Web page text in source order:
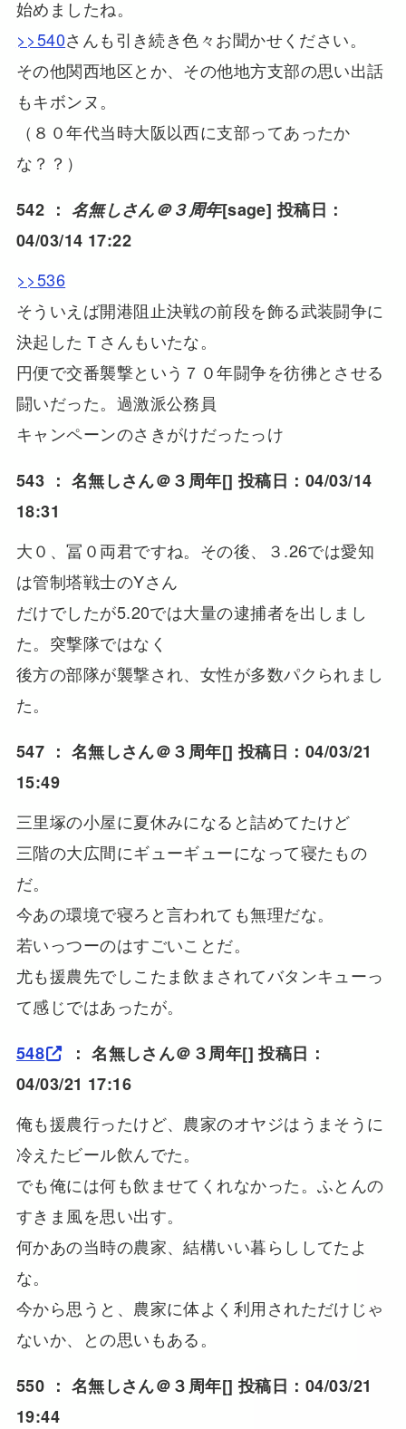
始めましたね。
>>540さんも引き続き色々お聞かせください。
その他関西地区とか、その他地方支部の思い出話
もキボンヌ。
（８０年代当時大阪以西に支部ってあったか
な？？）
542 ： 名無しさん＠３周年[sage] 投稿日：
04/03/14 17:22
>>536
そういえば開港阻止決戦の前段を飾る武装闘争に
決起したＴさんもいたな。
円便で交番襲撃という７０年闘争を彷彿とさせる
闘いだった。過激派公務員
キャンペーンのさきがけだったっけ
543 ： 名無しさん＠３周年[] 投稿日：04/03/14
18:31
大０、冨０両君ですね。その後、３.26では愛知
は管制塔戦士のYさん
だけでしたが5.20では大量の逮捕者を出しまし
た。突撃隊ではなく
後方の部隊が襲撃され、女性が多数パクられまし
た。
547 ： 名無しさん＠３周年[] 投稿日：04/03/21
15:49
三里塚の小屋に夏休みになると詰めてたけど
三階の大広間にギューギューになって寝たもの
だ。
今あの環境で寝ろと言われても無理だな。
若いっつーのはすごいことだ。
尤も援農先でしこたま飲まされてバタンキューっ
て感じではあったが。
548
：名無しさん＠３周年[] 投稿日：
04/03/21 17:16
俺も援農行ったけど、農家のオヤジはうまそうに
冷えたビール飲んでた。
でも俺には何も飲ませてくれなかった。ふとんの
すきま風を思い出す。
何かあの当時の農家、結構いい暮らししてたよ
な。
今から思うと、農家に体よく利用されただけじゃ
ないか、との思いもある。
550 ： 名無しさん＠３周年[] 投稿日：04/03/21
19:44